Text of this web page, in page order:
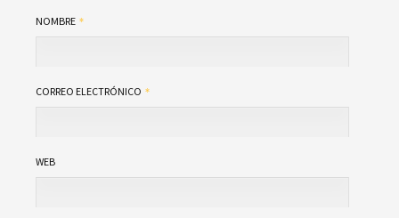
NOMBRE
CORREO ELECTRÓNICO
WEB